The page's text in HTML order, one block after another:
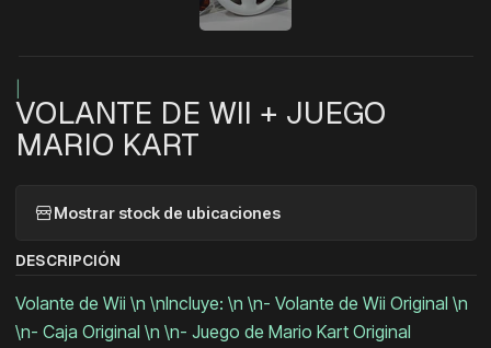
VOLANTE DE WII + JUEGO
MARIO KART
Mostrar stock de ubicaciones
DESCRIPCIÓN
Volante de Wii \n \nIncluye: \n \n- Volante de Wii Original \n
\n- Caja Original \n \n- Juego de Mario Kart Original